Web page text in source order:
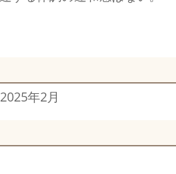
年2月